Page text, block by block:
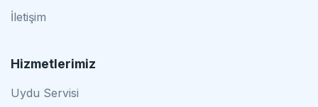
İletişim
Hizmetlerimiz
Uydu Servisi